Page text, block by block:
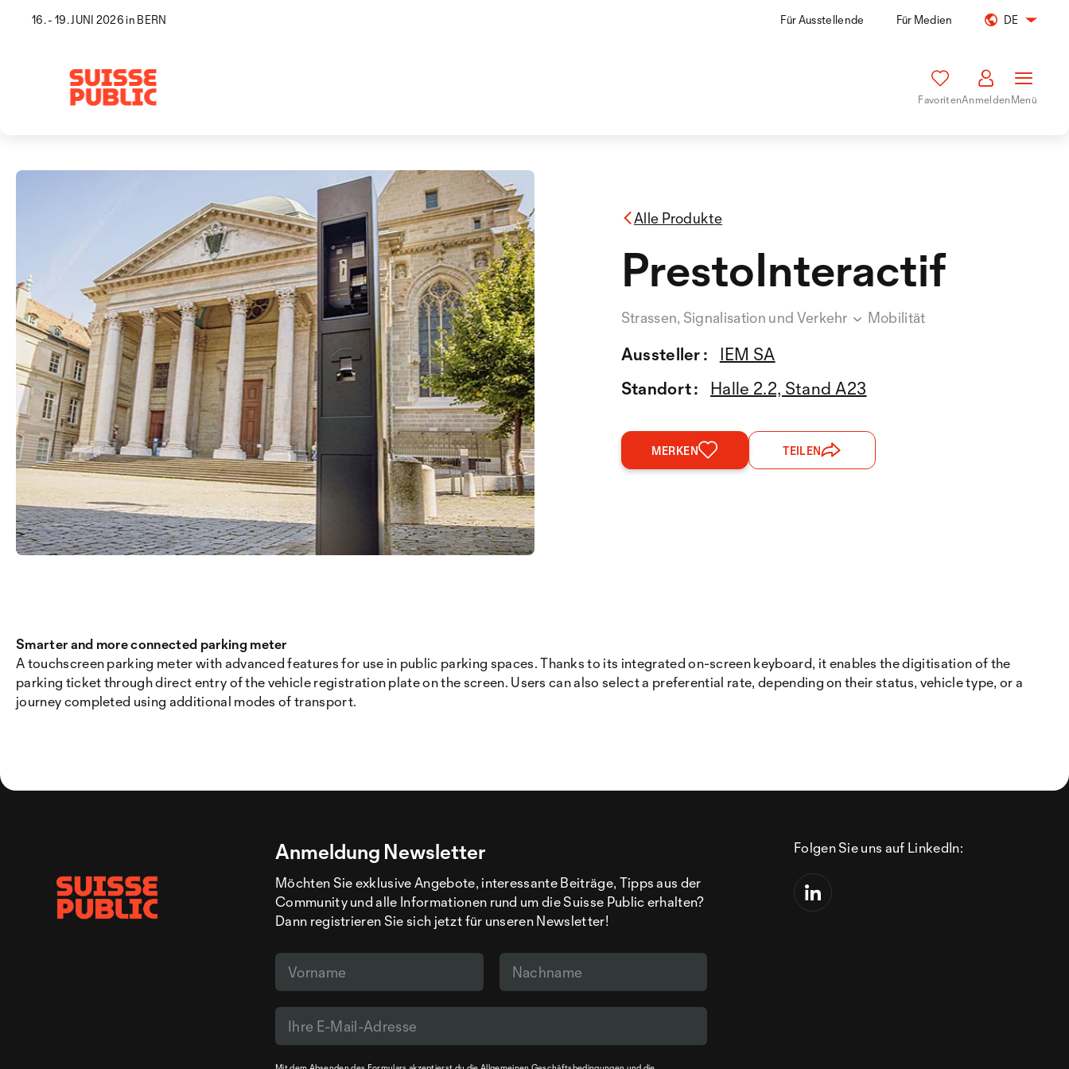
16. - 19. JUNI 2026 in BERN Für Ausstellende Für Medien DE
FavoritenAnmeldenMenü
Alle Produkte
PrestoInteractif
Strassen, Signalisation und Verkehr Mobilität
Aussteller :
IEM SA
Standort :
Halle 2.2, Stand A23
MERKEN TEILEN
Smarter and more connected parking meter
A touchscreen parking meter with advanced features for use in public parking spaces. Thanks to its integrated on-screen keyboard, it enables the digitisation of the
parking ticket through direct entry of the vehicle registration plate on the screen. Users can also select a preferential rate, depending on their status, vehicle type, or a
journey completed using additional modes of transport.
Anmeldung Newsletter
Möchten Sie exklusive Angebote, interessante Beiträge, Tipps aus der
Community und alle Informationen rund um die Suisse Public erhalten?
Dann registrieren Sie sich jetzt für unseren Newsletter!
Folgen Sie uns auf LinkedIn: